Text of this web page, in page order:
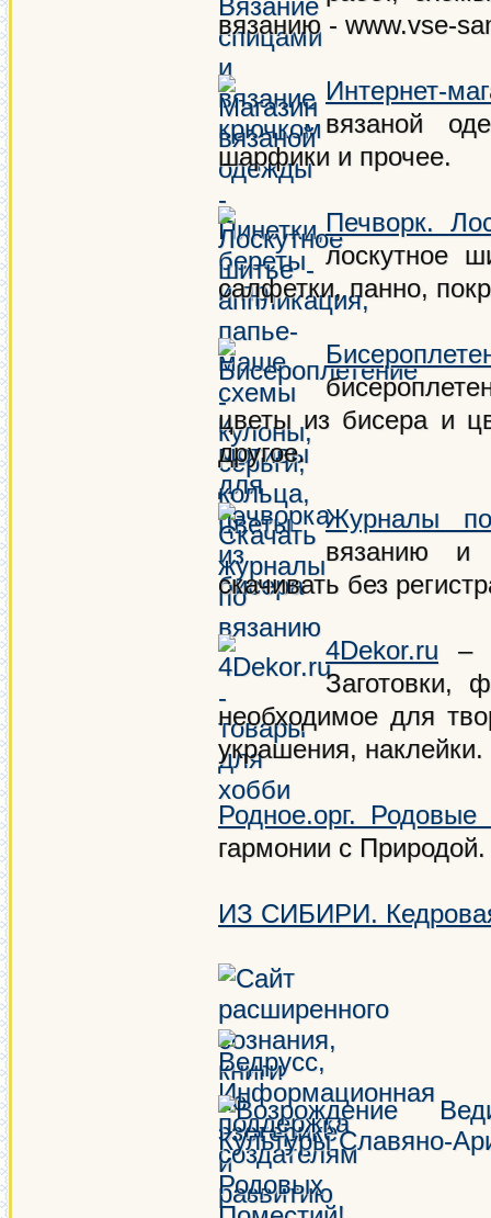
вязанию - www.vse-
Интернет-
вязаной
шарфики и прочее.
Печворк.
лоскутное
салфетки, панно,
цветы из бисера и
другое.
Журналы
вязанию и
скачивать без
4Dekor.ru –
Заготовки,
необходимое для
украшения, наклейки.
Родное.орг.
гармонии с Природой.
ИЗ СИБИРИ.